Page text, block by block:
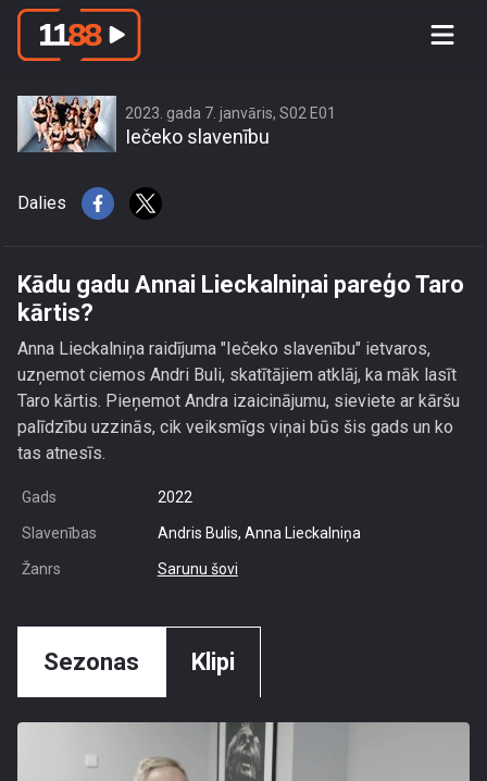
Kādu gadu Annai Lieckalniņai pareģo
2023. gada 7. janvāris, S02 E01
Iečeko slavenību
Dalies
Kādu gadu Annai Lieckalniņai pareģo Taro
kārtis?
Anna Lieckalniņa raidījuma "Iečeko slavenību" ietvaros,
uzņemot ciemos Andri Buli, skatītājiem atklāj, ka māk lasīt
Taro kārtis. Pieņemot Andra izaicinājumu, sieviete ar kāršu
palīdzību uzzinās, cik veiksmīgs viņai būs šis gads un ko
tas atnesīs.
Gads 2022
Slavenības Andris Bulis, Anna Lieckalniņa
Žanrs Sarunu šovi
Sezonas Klipi